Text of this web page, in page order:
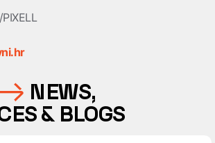
NEWS,
& BLOGS